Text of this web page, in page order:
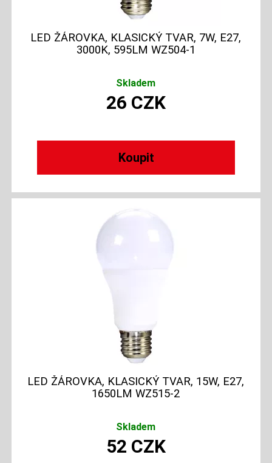
LED ŽÁROVKA, KLASICKÝ TVAR, 7W, E27,
3000K, 595LM WZ504-1
Skladem
26 CZK
LED ŽÁROVKA, KLASICKÝ TVAR, 15W, E27,
1650LM WZ515-2
Skladem
52 CZK